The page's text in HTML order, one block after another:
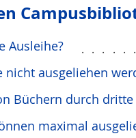
Ausleihe?
nicht ausgeliehen
Büchern durch
maximal